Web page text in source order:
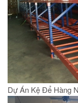
Dự Án Kệ Để Hàng